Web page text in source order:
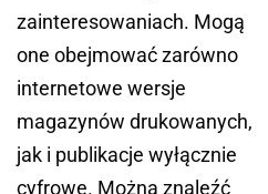
zainteresowaniach. Mogą
one obejmować zarówno
internetowe wersje
magazynów drukowanych,
jak i publikacje wyłącznie
cyfrowe. Można znaleźć